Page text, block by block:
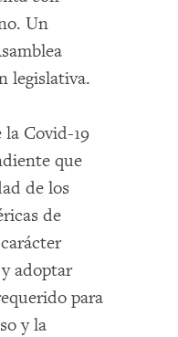
Un
legislativa.
la Covid-19
que
de los
de
adoptar
para
y la